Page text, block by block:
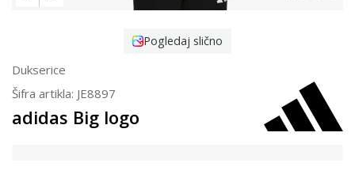
Pogledaj slično
Dukserice
Šifra artikla: JE8897
adidas Big logo